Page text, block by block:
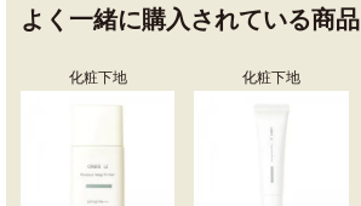
よく一緒に購入されている商品
化粧下地 化粧下地